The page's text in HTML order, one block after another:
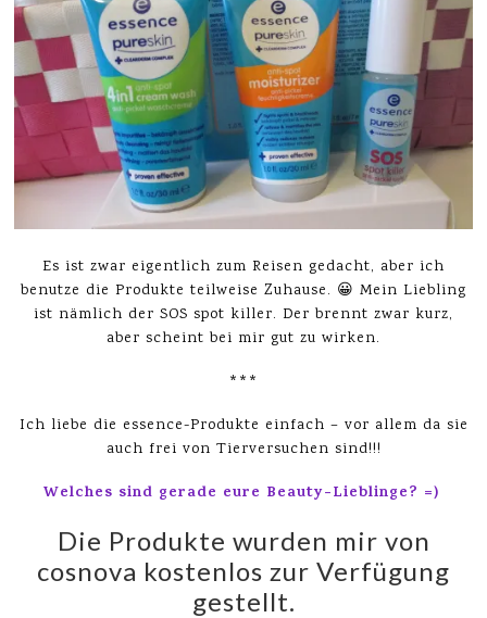
Es ist zwar eigentlich zum Reisen gedacht, aber ich
benutze die Produkte teilweise Zuhause. 😀 Mein Liebling
ist nämlich der SOS spot killer. Der brennt zwar kurz,
aber scheint bei mir gut zu wirken.
***
Ich liebe die essence-Produkte einfach – vor allem da sie
auch frei von Tierversuchen sind!!!
Welches sind gerade eure Beauty-Lieblinge? =)
Die Produkte wurden mir von
cosnova kostenlos zur Verfügung
gestellt.